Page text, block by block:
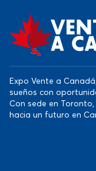
Expo Vente a
sueños con
Con sede en
hacia un futuro en